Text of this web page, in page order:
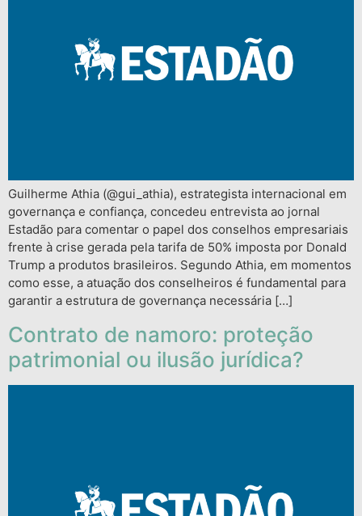
Guilherme Athia (@gui_athia), estrategista internacional em
governança e confiança, concedeu entrevista ao jornal
Estadão para comentar o papel dos conselhos empresariais
frente à crise gerada pela tarifa de 50% imposta por Donald
Trump a produtos brasileiros. Segundo Athia, em momentos
como esse, a atuação dos conselheiros é fundamental para
garantir a estrutura de governança necessária […]
Contrato de namoro: proteção
patrimonial ou ilusão jurídica?